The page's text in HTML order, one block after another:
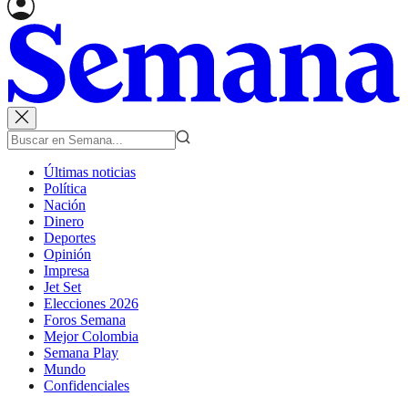
Últimas noticias
Política
Nación
Dinero
Deportes
Opinión
Impresa
Jet Set
Elecciones 2026
Foros Semana
Mejor Colombia
Semana Play
Mundo
Confidenciales